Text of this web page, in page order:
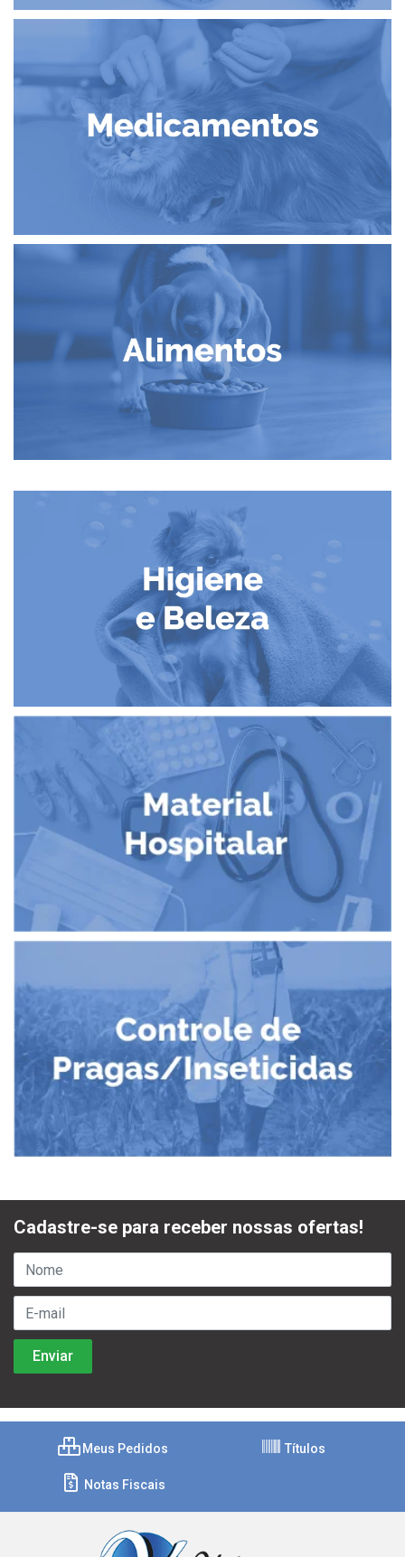
Cadastre-se para receber nossas ofertas!
Meus Pedidos Títulos
Notas Fiscais